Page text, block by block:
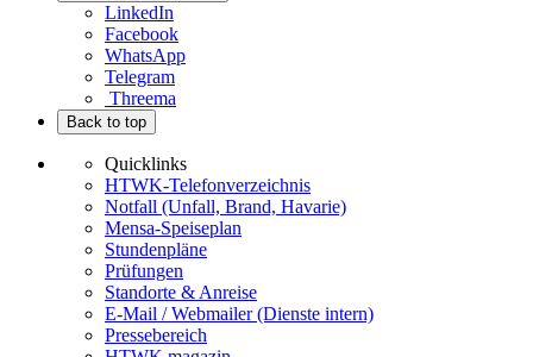
LinkedIn
Facebook
WhatsApp
Telegram
Threema
Back to top
Quicklinks
HTWK-Telefonverzeichnis
Notfall (Unfall, Brand, Havarie)
Mensa-Speiseplan
Stundenpläne
Prüfungen
Standorte & Anreise
E-Mail / Webmailer (Dienste intern)
Pressebereich